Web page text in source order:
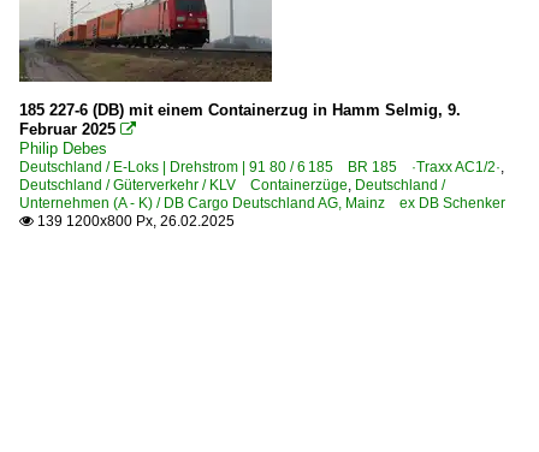
185 227-6 (DB) mit einem Containerzug in Hamm Selmig, 9.
Februar 2025 
Philip Debes
Deutschland / E-Loks | Drehstrom | 91 80 / 6 185 BR 185 ·Traxx AC1/2·,
Deutschland / Güterverkehr / KLV Containerzüge, Deutschland /
Unternehmen (A - K) / DB Cargo Deutschland AG, Mainz ex DB Schenker
 139 1200x800 Px, 26.02.2025